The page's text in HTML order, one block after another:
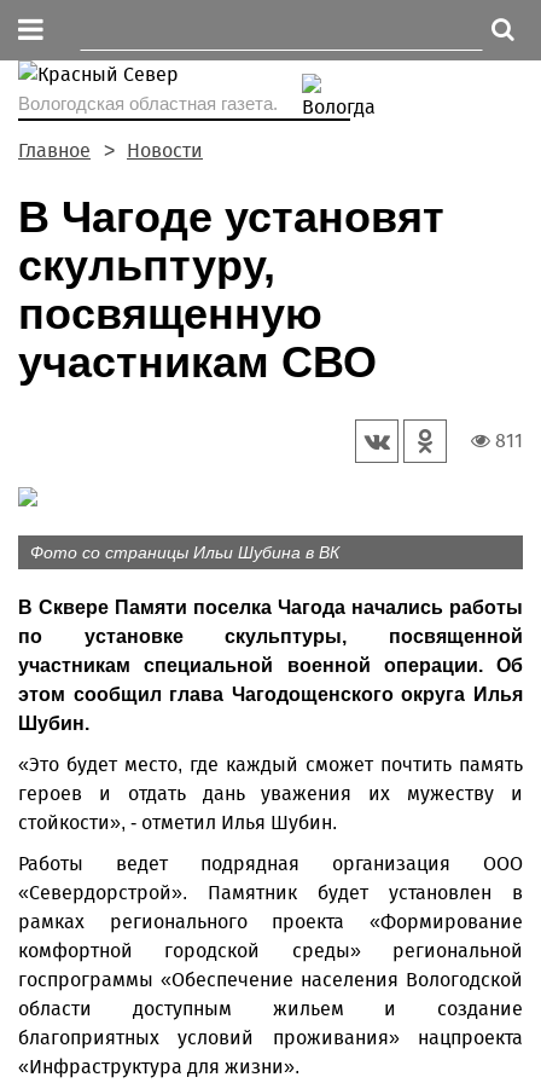
Вологодская областная газета.
Главное Новости
В Чагоде установят
скульптуру,
посвященную
участникам СВО
811
Фото со страницы Ильи Шубина в ВК
В Сквере Памяти поселка Чагода начались работы
по установке скульптуры, посвященной
участникам специальной военной операции. Об
этом сообщил глава Чагодощенского округа Илья
Шубин.
«Это будет место, где каждый сможет почтить память
героев и отдать дань уважения их мужеству и
стойкости», - отметил Илья Шубин.
Работы ведет подрядная организация ООО
«Севердорстрой». Памятник будет установлен в
рамках регионального проекта «Формирование
комфортной городской среды» региональной
госпрограммы «Обеспечение населения Вологодской
области доступным жильем и создание
благоприятных условий проживания» нацпроекта
«Инфраструктура для жизни».